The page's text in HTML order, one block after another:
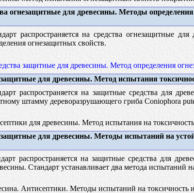
огнезащитные для древесины. Методы
распространяется на средства огнезащитные
огнезащитных свойств.
защитные для древесины. Метод определения
для древесины. Метод испытания
распространяется на защитные средства для
штамму дереворазрушающего гриба Coniophora
для древесины. Метод испытания на
для древесины. Методы испытаний на
распространяется на защитные средства для
Стандарт устанавливает два метода
Антисептики. Методы испытаний на токсичность